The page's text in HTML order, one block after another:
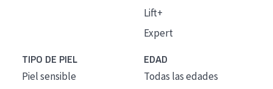
Lift+
Expert
TIPO DE PIEL
Piel sensible
EDAD
Todas las edades